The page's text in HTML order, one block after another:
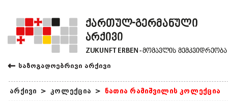
← საზოგადოებრივი არქივი
არქივი > კოლექცია > ნათია რამიშვილის კოლექცია